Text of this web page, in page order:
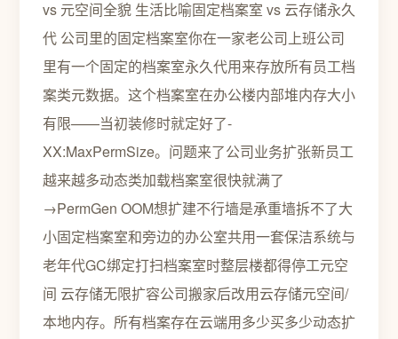
vs 元空间全貌 生活比喻固定档案室 vs 云存储永久
代 公司里的固定档案室你在一家老公司上班公司
里有一个固定的档案室永久代用来存放所有员工档
案类元数据。这个档案室在办公楼内部堆内存大小
有限——当初装修时就定好了-
XX:MaxPermSize。问题来了公司业务扩张新员工
越来越多动态类加载档案室很快就满了
→PermGen OOM想扩建不行墙是承重墙拆不了大
小固定档案室和旁边的办公室共用一套保洁系统与
老年代GC绑定打扫档案室时整层楼都得停工元空
间 云存储无限扩容公司搬家后改用云存储元空间/
本地内存。所有档案存在云端用多少买多少动态扩